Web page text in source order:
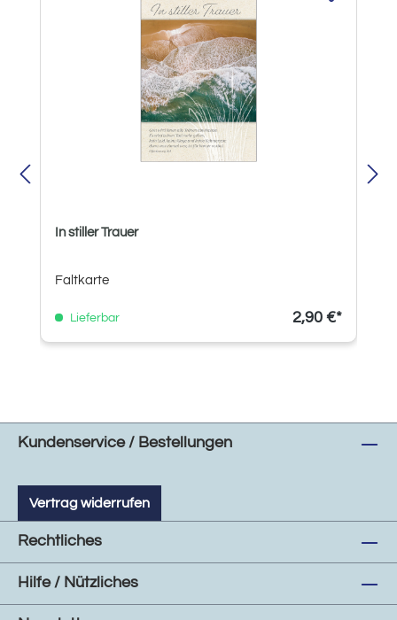
In stiller Trauer
Faltkarte
Lieferbar 2,90 €*
Kundenservice / Bestellungen
Vertrag widerrufen
Rechtliches
Hilfe / Nützliches